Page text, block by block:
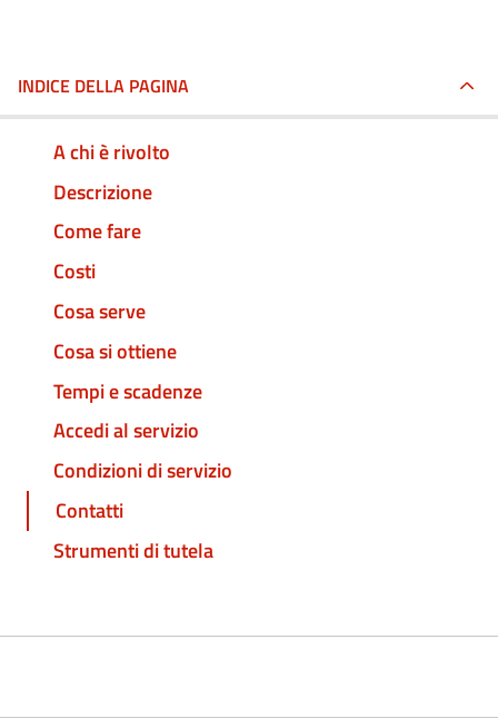
INDICE DELLA PAGINA
A chi è rivolto
Descrizione
Come fare
Costi
Cosa serve
Cosa si ottiene
Tempi e scadenze
Accedi al servizio
Condizioni di servizio
Contatti
Strumenti di tutela